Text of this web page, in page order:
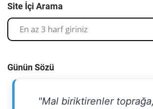
Site İçi Arama
Günün Sözü
"Mal biriktirenler